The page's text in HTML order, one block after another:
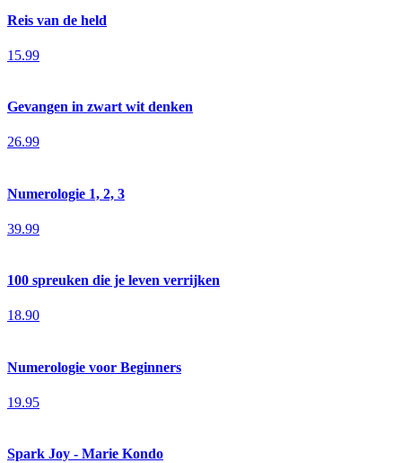
Reis van de held
15.99
Gevangen in zwart wit denken
26.99
Numerologie 1, 2, 3
39.99
100 spreuken die je leven verrijken
18.90
Numerologie voor Beginners
19.95
Spark Joy - Marie Kondo